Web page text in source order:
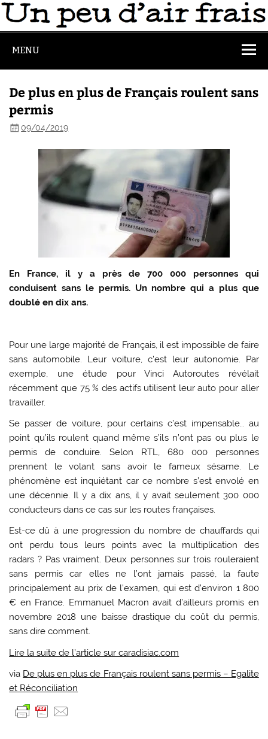
MENU
De plus en plus de Français roulent sans
permis
09/04/2019
En France, il y a près de 700 000 personnes qui
conduisent sans le permis. Un nombre qui a plus que
doublé en dix ans.
Pour une large majorité de Français, il est impossible de faire
sans automobile. Leur voiture, c’est leur autonomie. Par
exemple, une étude pour Vinci Autoroutes révélait
récemment que 75 % des actifs utilisent leur auto pour aller
travailler.
Se passer de voiture, pour certains c’est impensable… au
point qu’ils roulent quand même s’ils n’ont pas ou plus le
permis de conduire. Selon RTL, 680 000 personnes
prennent le volant sans avoir le fameux sésame. Le
phénomène est inquiétant car ce nombre s’est envolé en
une décennie. Il y a dix ans, il y avait seulement 300 000
conducteurs dans ce cas sur les routes françaises.
Est-ce dû à une progression du nombre de chauffards qui
ont perdu tous leurs points avec la multiplication des
radars ? Pas vraiment. Deux personnes sur trois rouleraient
sans permis car elles ne l’ont jamais passé, la faute
principalement au prix de l’examen, qui est d’environ 1 800
€ en France. Emmanuel Macron avait d’ailleurs promis en
novembre 2018 une baisse drastique du coût du permis,
sans dire comment.
Lire la suite de l’article sur caradisiac.com
via De plus en plus de Français roulent sans permis – Egalite
et Réconciliation